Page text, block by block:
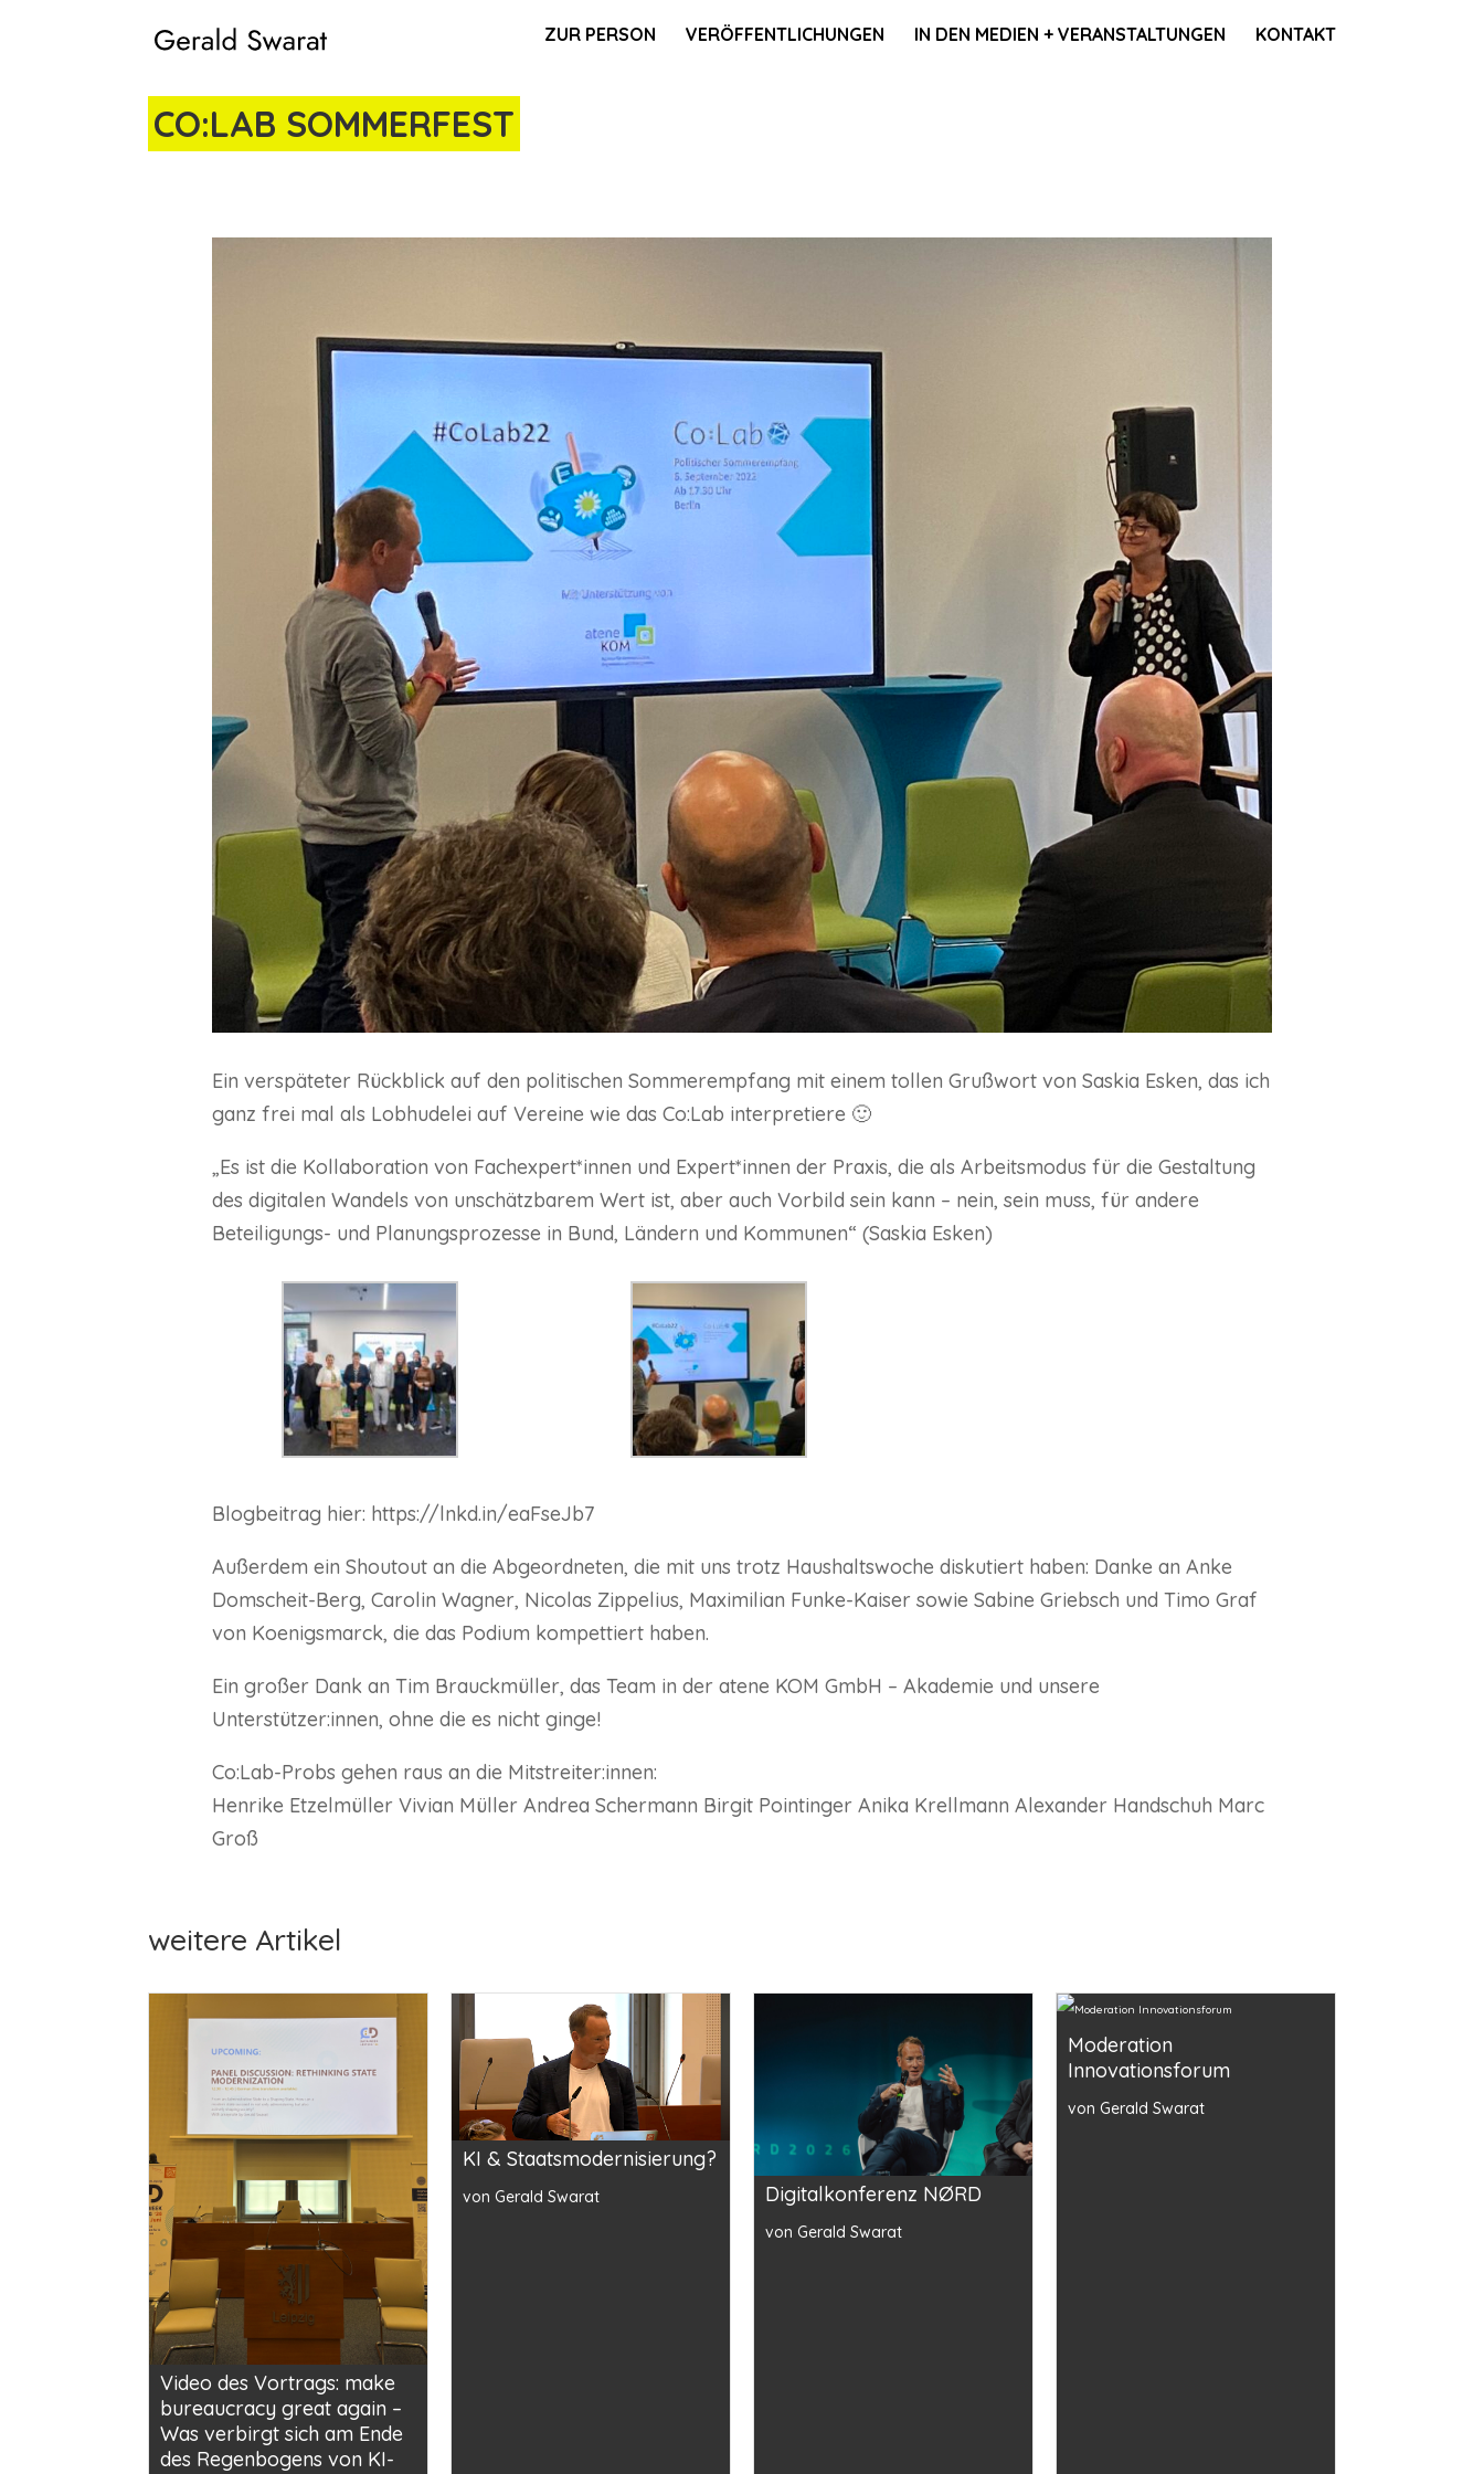
ZUR PERSON VERÖFFENTLICHUNGEN IN DEN MEDIEN + VERANSTALTUNGEN KONTAKT
CO:LAB SOMMERFEST
Ein verspäteter Rückblick auf den politischen Sommerempfang mit einem tollen Grußwort von Saskia Esken, das ich
ganz frei mal als Lobhudelei auf Vereine wie das Co:Lab interpretiere 🙂
„Es ist die Kollaboration von Fachexpert*innen und Expert*innen der Praxis, die als Arbeitsmodus für die Gestaltung
des digitalen Wandels von unschätzbarem Wert ist, aber auch Vorbild sein kann – nein, sein muss, für andere
Beteiligungs- und Planungsprozesse in Bund, Ländern und Kommunen“ (Saskia Esken)
Blogbeitrag hier: https://lnkd.in/eaFseJb7
Außerdem ein Shoutout an die Abgeordneten, die mit uns trotz Haushaltswoche diskutiert haben: Danke an Anke
Domscheit-Berg, Carolin Wagner, Nicolas Zippelius, Maximilian Funke-Kaiser sowie Sabine Griebsch und Timo Graf
von Koenigsmarck, die das Podium kompettiert haben.
Ein großer Dank an Tim Brauckmüller, das Team in der atene KOM GmbH – Akademie und unsere
Unterstützer:innen, ohne die es nicht ginge!
Co:Lab-Probs gehen raus an die Mitstreiter:innen:
Henrike Etzelmüller Vivian Müller Andrea Schermann Birgit Pointinger Anika Krellmann Alexander Handschuh Marc
Groß
weitere Artikel
Video des Vortrags: make
bureaucracy great again –
Was verbirgt sich am Ende
des Regenbogens von KI-
KI & Staatsmodernisierung?
von Gerald Swarat Digitalkonferenz NØRD
von Gerald Swarat
Moderation
Innovationsforum
von Gerald Swarat